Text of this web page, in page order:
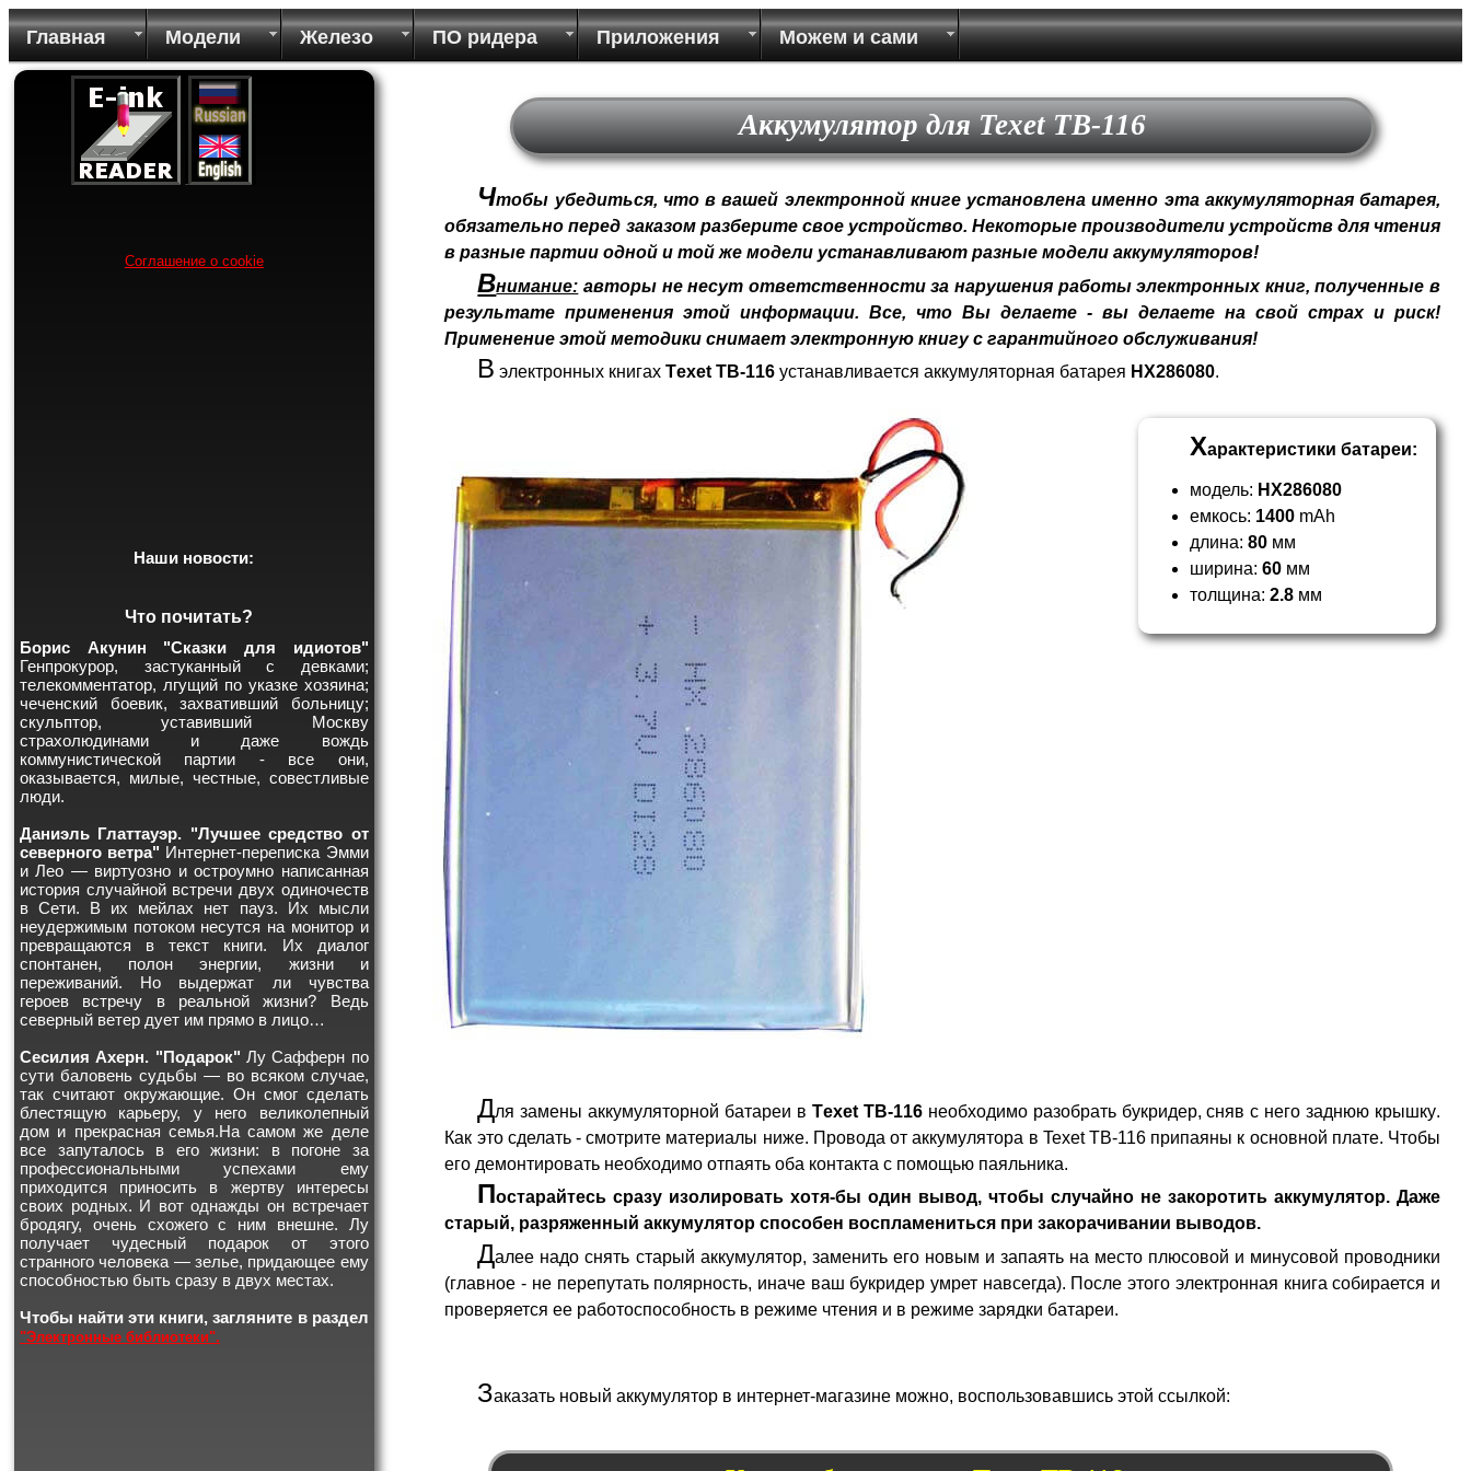
Главная Модели Железо ПО ридера Приложения Можем и сами
Аккумулятор для Texet TB-116
Чтобы убедиться, что в вашей электронной книге установлена именно эта аккумуляторная батарея,
обязательно перед заказом разберите свое устройство. Некоторые производители устройств для чтения
в разные партии одной и той же модели устанавливают разные модели аккумуляторов!
Внимание: авторы не несут ответственности за нарушения работы электронных книг, полученные в
результате применения этой информации. Все, что Вы делаете - вы делаете на свой страх и риск!
Применение этой методики снимает электронную книгу с гарантийного обслуживания!
В электронных книгахTexet TB-116 устанавливается аккумуляторная батарея HX286080.
Характеристики батареи:
модель: HX286080
емкось: 1400 mAh
длина: 80 мм
ширина: 60 мм
толщина: 2.8 мм
Для замены аккумуляторной батареи в Texet TB-116необходимо разобрать букридер, сняв с него заднюю крышку.
Как это сделать - смотрите материалы ниже. Провода от аккумулятора в Texet TB-116 припаяны к основной плате. Чтобы
его демонтировать необходимо отпаять оба контакта с помощью паяльника.
Постарайтесь сразу изолировать хотя-бы один вывод, чтобы случайно не закоротить аккумулятор. Даже
старый, разряженный аккумулятор способен воспламениться при закорачивании выводов.
Далее надо снять старый аккумулятор, заменить его новым и запаять на место плюсовой и минусовой проводники
(главное - не перепутать полярность, иначе ваш букридер умрет навсегда). После этого электронная книга собирается и
проверяется ее работоспособность в режиме чтения и в режиме зарядки батареи.
Заказать новый аккумулятор в интернет-магазине можно, воспользовавшись этой ссылкой:
Соглашение о cookie
Наши новости:
Что почитать?
Борис Акунин "Сказки для идиотов"
Генпрокурор, застуканный с девками;
телекомментатор, лгущий по указке хозяина;
чеченский боевик, захвативший больницу;
скульптор, уставивший Москву
страхолюдинами и даже вождь
коммунистической партии - все они,
оказывается, милые, честные, совестливые
люди.
Даниэль Глаттауэр. "Лучшее средство от
северного ветра" Интернет-переписка Эмми
и Лео — виртуозно и остроумно написанная
история случайной встречи двух одиночеств
в Сети. В их мейлах нет пауз. Их мысли
неудержимым потоком несутся на монитор и
превращаются в текст книги. Их диалог
спонтанен, полон энергии, жизни и
переживаний. Но выдержат ли чувства
героев встречу в реальной жизни? Ведь
северный ветер дует им прямо в лицо…
Сесилия Ахерн. "Подарок" Лу Сафферн по
сути баловень судьбы — во всяком случае,
так считают окружающие. Он смог сделать
блестящую карьеру, у него великолепный
дом и прекрасная семья.На самом же деле
все запуталось в его жизни: в погоне за
профессиональными успехами ему
приходится приносить в жертву интересы
своих родных. И вот однажды он встречает
бродягу, очень схожего с ним внешне. Лу
получает чудесный подарок от этого
странного человека — зелье, придающее ему
способностью быть сразу в двух местах.
Чтобы найти эти книги, загляните в раздел
"Электронные библиотеки".